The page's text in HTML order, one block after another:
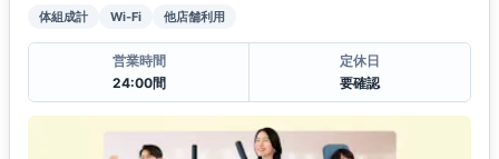
体組成計 Wi-Fi 他店舗利用
営業時間
24:00間
定休日
要確認